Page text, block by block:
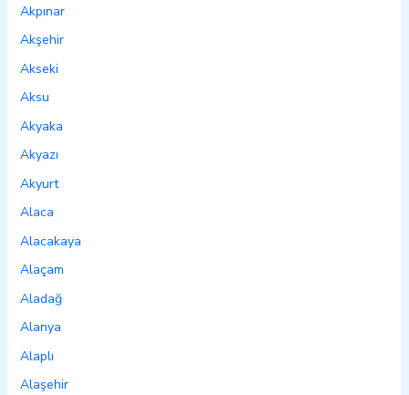
Akpınar
Akşehir
Akseki
Aksu
Akyaka
Akyazı
Akyurt
Alaca
Alacakaya
Alaçam
Aladağ
Alanya
Alaplı
Alaşehir